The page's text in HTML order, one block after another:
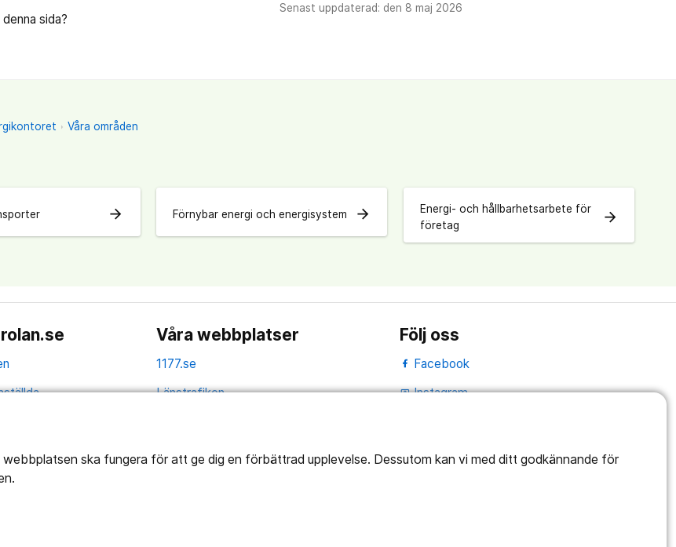
ska fungera för att ge dig en förbättrad upplevelse. Dessutom kan vi med ditt godkännande för
sida?
Senast uppdaterad: den 8 maj 2026
Våra områden
arrow_forward Förnybar energi och energisystem arrow_forward
Energi- och hållbarhetsarbete för
företag
arrow_forward
Våra webbplatser
1177.se
Länstrafiken
Följ oss
Facebook
portraitInstagram